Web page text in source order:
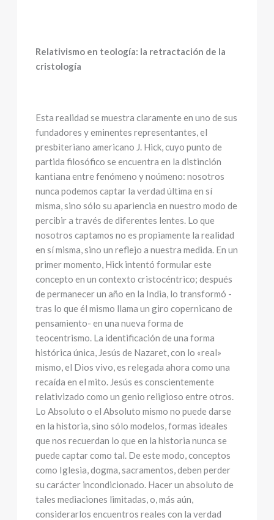
Relativismo en teología: la retractación de la
cristología
Esta realidad se muestra claramente en uno de sus
fundadores y eminentes representantes, el
presbiteriano americano J. Hick, cuyo punto de
partida filosófico se encuentra en la distinción
kantiana entre fenómeno y noúmeno: nosotros
nunca podemos captar la verdad última en sí
misma, sino sólo su apariencia en nuestro modo de
percibir a través de diferentes lentes. Lo que
nosotros captamos no es propiamente la realidad
en sí misma, sino un reflejo a nuestra medida. En un
primer momento, Hick intentó formular este
concepto en un contexto cristocéntrico; después
de permanecer un año en la India, lo transformó -
tras lo que él mismo llama un giro copernicano de
pensamiento- en una nueva forma de
teocentrismo. La identificación de una forma
histórica única, Jesús de Nazaret, con lo «real»
mismo, el Dios vivo, es relegada ahora como una
recaída en el mito. Jesús es conscientemente
relativizado como un genio religioso entre otros.
Lo Absoluto o el Absoluto mismo no puede darse
en la historia, sino sólo modelos, formas ideales
que nos recuerdan lo que en la historia nunca se
puede captar como tal. De este modo, conceptos
como Iglesia, dogma, sacramentos, deben perder
su carácter incondicionado. Hacer un absoluto de
tales mediaciones limitadas, o, más aún,
considerarlos encuentros reales con la verdad